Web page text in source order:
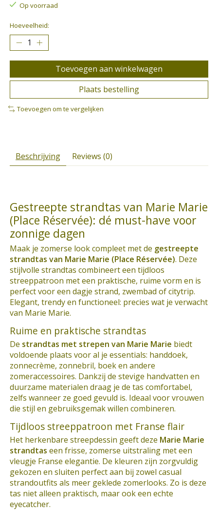
Op voorraad
Hoeveelheid:
Toevoegen aan winkelwagen
Plaats bestelling
Toevoegen om te vergelijken
Beschrijving Reviews (0)
Gestreepte strandtas van Marie Marie
(Place Réservée): dé must-have voor
zonnige dagen
Maak je zomerse look compleet met de gestreepte
strandtas van Marie Marie (Place Réservée). Deze
stijlvolle strandtas combineert een tijdloos
streeppatroon met een praktische, ruime vorm en is
perfect voor een dagje strand, zwembad of citytrip.
Elegant, trendy en functioneel: precies wat je verwacht
van Marie Marie.
Ruime en praktische strandtas
De strandtas met strepen van Marie Marie biedt
voldoende plaats voor al je essentials: handdoek,
zonnecrème, zonnebril, boek en andere
zomeraccessoires. Dankzij de stevige handvatten en
duurzame materialen draag je de tas comfortabel,
zelfs wanneer ze goed gevuld is. Ideaal voor vrouwen
die stijl en gebruiksgemak willen combineren.
Tijdloos streeppatroon met Franse flair
Het herkenbare streepdessin geeft deze Marie Marie
strandtas een frisse, zomerse uitstraling met een
vleugje Franse elegantie. De kleuren zijn zorgvuldig
gekozen en sluiten perfect aan bij zowel casual
strandoutfits als meer geklede zomerlooks. Zo is deze
tas niet alleen praktisch, maar ook een echte
eyecatcher.